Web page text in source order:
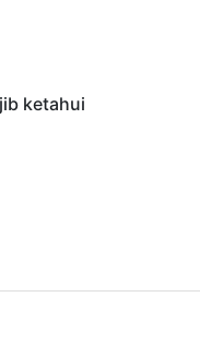
ketahui